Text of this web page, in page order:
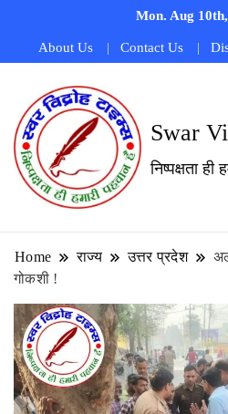
Mon. Aug
About Us Contact Us
Swar
निष्पक्षता ही
Home राज्य उत्तर प्रदेश
गोकशी !